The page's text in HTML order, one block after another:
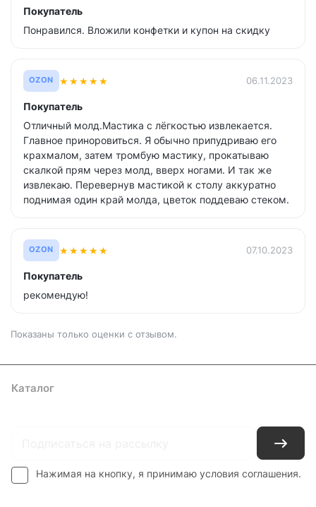
Покупатель
Понравился. Вложили конфетки и купон на скидку
OZON ★★★★★ 06.11.2023
Покупатель
Отличный молд.Мастика с лёгкостью извлекается.
Главное приноровиться. Я обычно припудриваю его
крахмалом, затем тромбую мастику, прокатываю
скалкой прям через молд, вверх ногами. И так же
извлекаю. Перевернув мастикой к столу аккуратно
поднимая один край молда, цветок поддеваю стеком.
OZON ★★★★★ 07.10.2023
Покупатель
рекомендую!
Показаны только оценки с отзывом.
Каталог
Нажимая на кнопку, я принимаю условия соглашения.